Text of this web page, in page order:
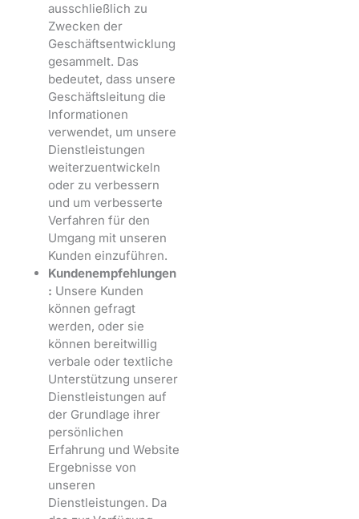
ausschließlich zu
Zwecken der
Geschäftsentwicklung
gesammelt. Das
bedeutet, dass unsere
Geschäftsleitung die
Informationen
verwendet, um unsere
Dienstleistungen
weiterzuentwickeln
oder zu verbessern
und um verbesserte
Verfahren für den
Umgang mit unseren
Kunden einzuführen.
Kundenempfehlungen
: Unsere Kunden
können gefragt
werden, oder sie
können bereitwillig
verbale oder textliche
Unterstützung unserer
Dienstleistungen auf
der Grundlage ihrer
persönlichen
Erfahrung und Website
Ergebnisse von
unseren
Dienstleistungen. Da